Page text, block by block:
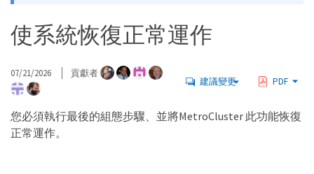
使系統恢復正常運作
07/21/2026 貢獻者
建議變更 PDF
您必須執行最後的組態步驟、並將MetroCluster 此功能恢復
正常運作。